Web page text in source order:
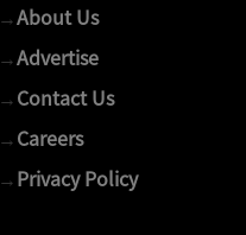
→About Us
→Advertise
→Contact Us
→Careers
→Privacy Policy